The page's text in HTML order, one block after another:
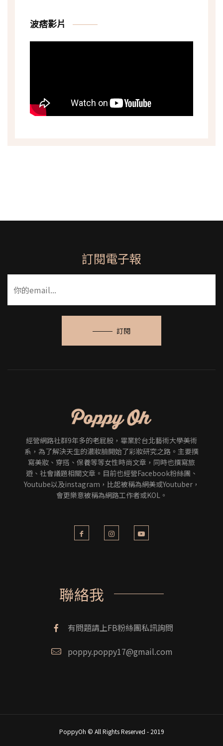
波痞影片
訂閱電子報
訂閱
經營網路社群9年多的老屁股，畢業於台北藝術大學美術
系，為了解決天生的濃妝臉開始了彩妝研究之路。主要撰
寫美妝、穿搭、保養等等女性時尚文章，同時也撰寫旅
遊、社會議題相關文章。目前也經營Facebook粉絲團、
Youtube以及instagram，比起被稱為網美或Youtuber，
會更樂意被稱為網路工作者或KOL。
聯絡我
有問題請上FB粉絲團私訊詢問
poppy.poppy17@gmail.com
PoppyOh © All Rights Reserved - 2019